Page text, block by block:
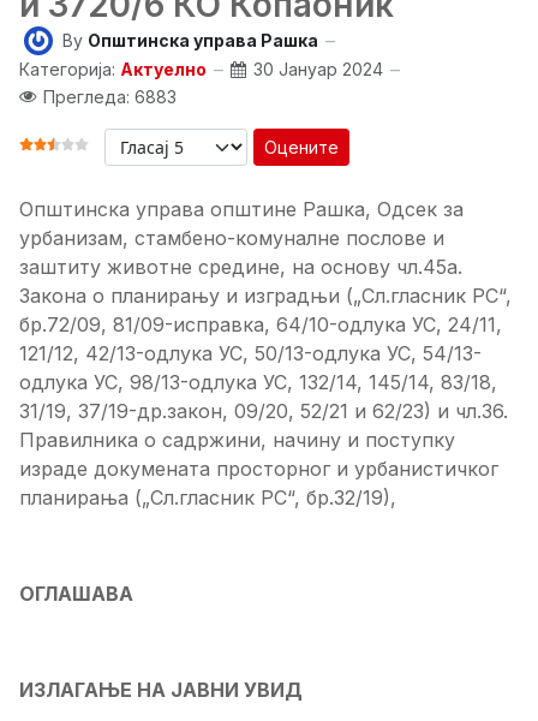
By Општинска управа Рашка
Категорија: Актуелно
30 Јануар 2024
Прегледа: 6883
ОЦЕНА КОРИСНИКА: 2.5
Оцените
Општинска управа општине Рашка, Одсек за
урбанизам, стамбено-комуналне послове и
заштиту животне средине, на основу чл.45а.
Закона о планирању и изградњи („Сл.гласник РС“,
бр.72/09, 81/09-исправка, 64/10-одлука УС, 24/11,
121/12, 42/13-одлука УС, 50/13-одлука УС, 54/13-
одлука УС, 98/13-одлука УС, 132/14, 145/14, 83/18,
31/19, 37/19-др.закон, 09/20, 52/21 и 62/23) и чл.36.
Правилника о садржини, начину и поступку
израде докумената просторног и урбанистичког
планирања („Сл.гласник РС“, бр.32/19),
ОГЛАШАВА
ИЗЛАГАЊЕ НА ЈАВНИ УВИД